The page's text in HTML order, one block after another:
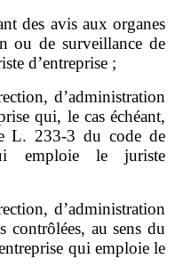
des avis aux organes
ou de surveillance de
d’entreprise ;
d’administration
qui, le cas échéant,
L. 233‑3 du code de
emploie le juriste
d’administration
contrôlées, au sens du
qui emploie le